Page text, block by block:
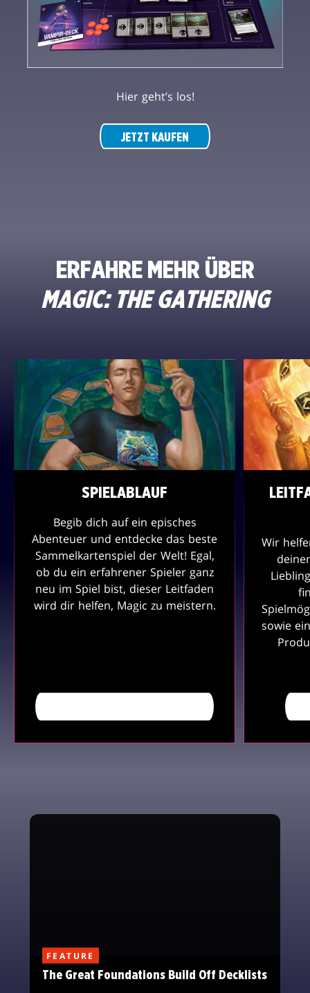
Hier geht’s los!
JETZT KAUFEN
ERFAHRE MEHR ÜBER
MAGIC: THE GATHERING
SPIELABLAUF
Begib dich auf ein episches
Abenteuer und entdecke das beste
Sammelkartenspiel der Welt! Egal,
ob du ein erfahrener Spieler ganz
neu im Spiel bist, dieser Leitfaden
wird dir helfen, Magic zu meistern.
Wir
sowie
FEATURE
The Great Foundations Build Off Decklists